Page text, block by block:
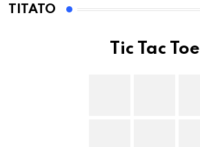
TITATO
Tic Tac Toe